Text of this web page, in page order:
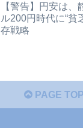
【警告】円安は
ル200円時代に“貧
存戦略
PAGE TOP